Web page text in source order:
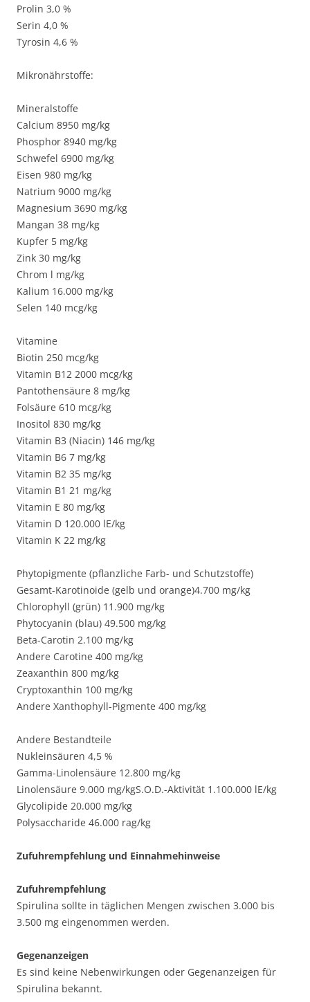
Prolin 3,0 %
Serin 4,0 %
Tyrosin 4,6 %
Mikronährstoffe:
Mineralstoffe
Calcium 8950 mg/kg
Phosphor 8940 mg/kg
Schwefel 6900 mg/kg
Eisen 980 mg/kg
Natrium 9000 mg/kg
Magnesium 3690 mg/kg
Mangan 38 mg/kg
Kupfer 5 mg/kg
Zink 30 mg/kg
Chrom l mg/kg
Kalium 16.000 mg/kg
Selen 140 mcg/kg
Vitamine
Biotin 250 mcg/kg
Vitamin B12 2000 mcg/kg
Pantothensäure 8 mg/kg
Folsäure 610 mcg/kg
Inositol 830 mg/kg
Vitamin B3 (Niacin) 146 mg/kg
Vitamin B6 7 mg/kg
Vitamin B2 35 mg/kg
Vitamin B1 21 mg/kg
Vitamin E 80 mg/kg
Vitamin D 120.000 lE/kg
Vitamin K 22 mg/kg
Phytopigmente (pflanzliche Farb- und Schutzstoffe)
Gesamt-Karotinoide (gelb und orange)4.700 mg/kg
Chlorophyll (grün) 11.900 mg/kg
Phytocyanin (blau) 49.500 mg/kg
Beta-Carotin 2.100 mg/kg
Andere Carotine 400 mg/kg
Zeaxanthin 800 mg/kg
Cryptoxanthin 100 mg/kg
Andere Xanthophyll-Pigmente 400 mg/kg
Andere Bestandteile
Nukleinsäuren 4,5 %
Gamma-Linolensäure 12.800 mg/kg
Linolensäure 9.000 mg/kgS.O.D.-Aktivität 1.100.000 lE/kg
Glycolipide 20.000 mg/kg
Polysaccharide 46.000 rag/kg
Zufuhrempfehlung und Einnahmehinweise
Zufuhrempfehlung
Spirulina sollte in täglichen Mengen zwischen 3.000 bis
3.500 mg eingenommen werden.
Gegenanzeigen
Es sind keine Nebenwirkungen oder Gegenanzeigen für
Spirulina bekannt.